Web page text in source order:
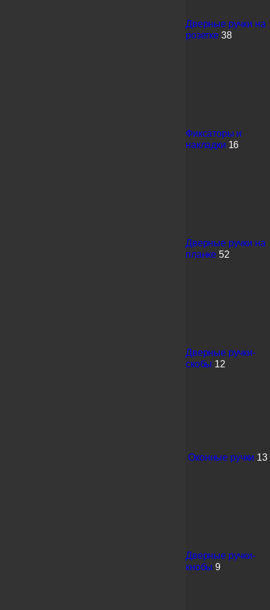
Дверные ручки на
розетке 38
Фиксаторы и
накладки 16
Дверные ручки на
планке 52
Дверные ручки-
скобы 12
Оконные ручки 13
Дверные ручки-
кнобы 9